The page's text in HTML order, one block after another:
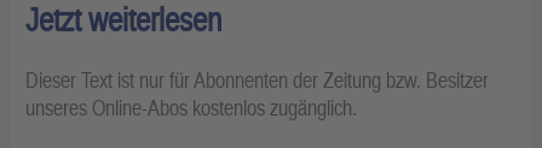
Jetzt weiterlesen
Dieser Text ist nur für Abonnenten der Zeitung bzw. Besitzer
unseres Online-Abos kostenlos zugänglich.